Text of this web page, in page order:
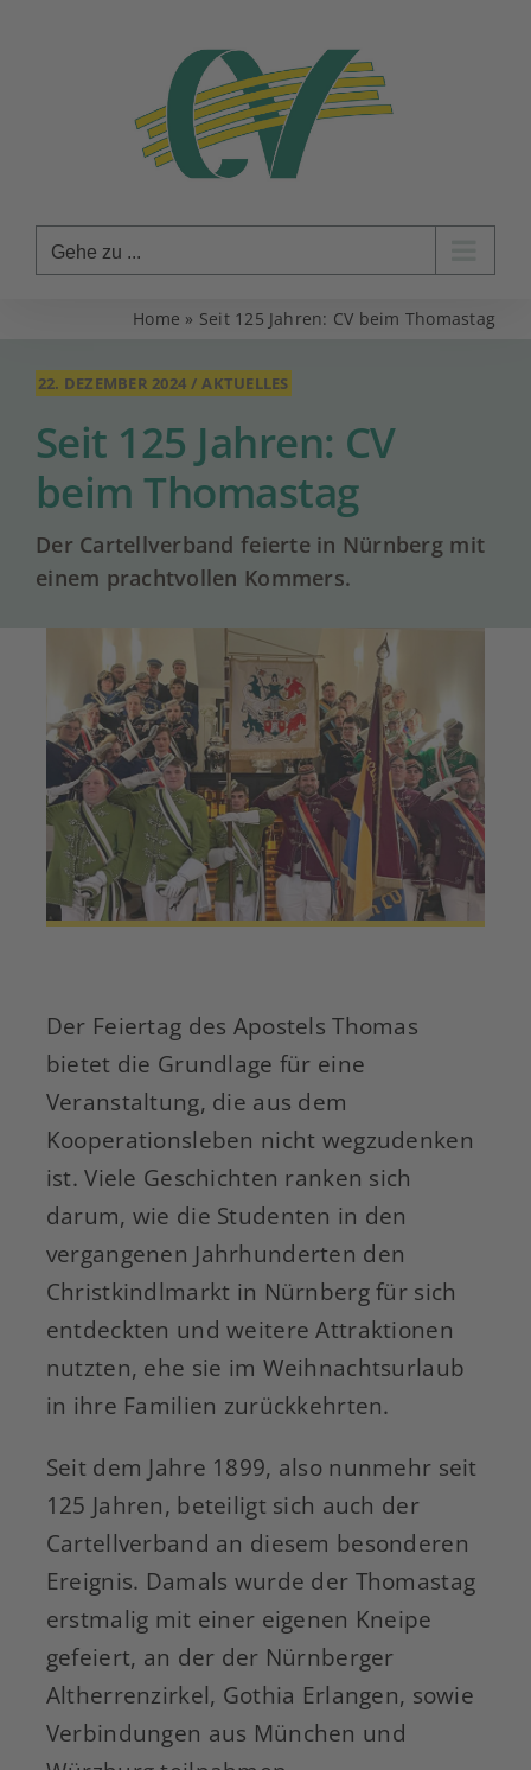
Gehe zu ...
Home » Seit 125 Jahren: CV beim Thomastag
22. DEZEMBER 2024 / AKTUELLES
Seit 125 Jahren: CV
beim Thomastag
Der Cartellverband feierte in Nürnberg mit
einem prachtvollen Kommers.
Der Feiertag des Apostels Thomas
bietet die Grundlage für eine
Veranstaltung, die aus dem
Kooperationsleben nicht wegzudenken
ist. Viele Geschichten ranken sich
darum, wie die Studenten in den
vergangenen Jahrhunderten den
Christkindlmarkt in Nürnberg für sich
entdeckten und weitere Attraktionen
nutzten, ehe sie im Weihnachtsurlaub
in ihre Familien zurückkehrten.
Seit dem Jahre 1899, also nunmehr seit
125 Jahren, beteiligt sich auch der
Cartellverband an diesem besonderen
Ereignis. Damals wurde der Thomastag
erstmalig mit einer eigenen Kneipe
gefeiert, an der der Nürnberger
Altherrenzirkel, Gothia Erlangen, sowie
Verbindungen aus München und